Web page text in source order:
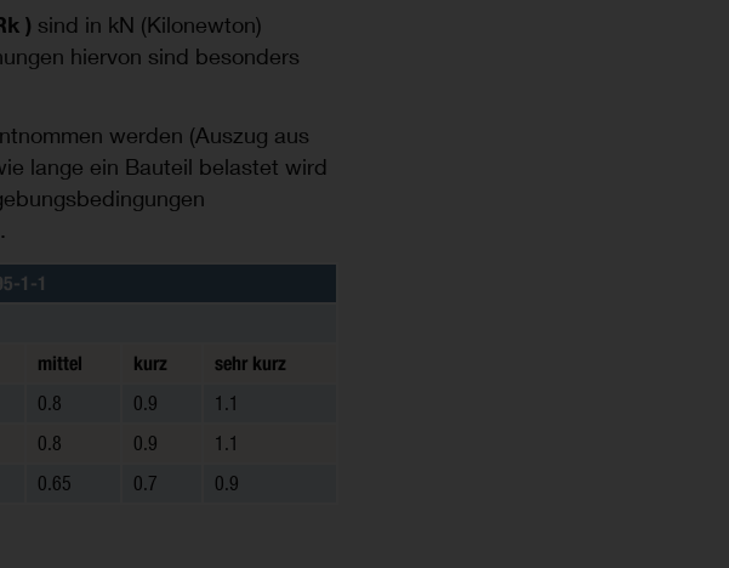
) sind in kN (Kilonewton)
hiervon sind besonders
werden (Auszug aus
lange ein Bauteil belastet wird
1-1
mittel kurz sehr kurz
0.8 0.9
1.1
0.8 0.9
1.1
0.65 0.7 0.9